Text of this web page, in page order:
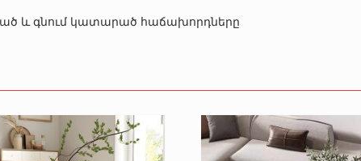
և գնում կատարած հաճախորդները